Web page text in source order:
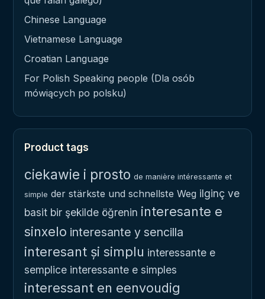
Chinese Language
Vietnamese Language
Croatian Language
For Polish Speaking people (Dla osób
mówiących po polsku)
Product tags
ciekawie i prosto de manière intéressante et
simple der stärkste und schnellste Weg ilginç ve
basit bir şekilde öğrenin interesante e
sinxelo interesante y sencilla
interesant și simplu interessante e
semplice interessante e simples
interessant en eenvoudig